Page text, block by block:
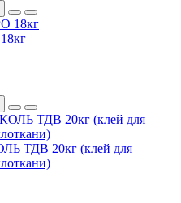
ТДВ 20кг (клей для